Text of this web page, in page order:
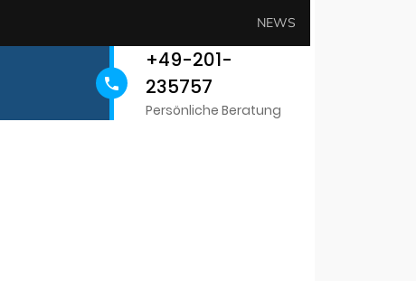
NEWS
+49-201-
235757
Persönliche Beratung